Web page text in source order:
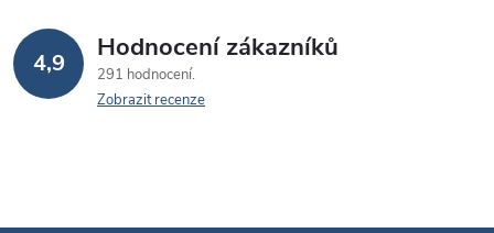
v
ý
4,9 Hodnocení zákazníků
291 hodnocení
Zobrazit recenze